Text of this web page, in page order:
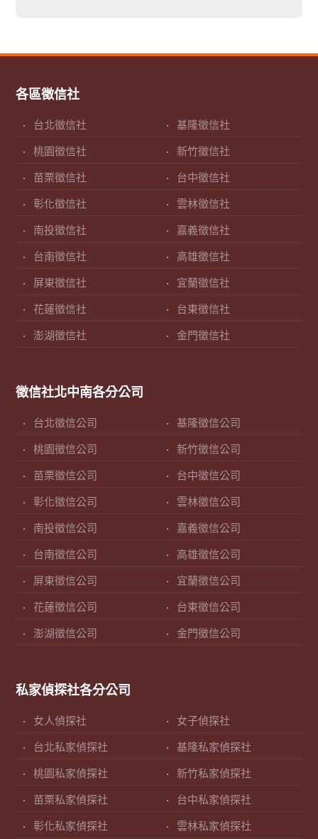
各區徵信社
台北徵信社 基隆徵信社
桃園徵信社 新竹徵信社
苗栗徵信社 台中徵信社
彰化徵信社 雲林徵信社
南投徵信社 嘉義徵信社
台南徵信社 高雄徵信社
屏東徵信社 宜蘭徵信社
花蓮徵信社 台東徵信社
澎湖徵信社 金門徵信社
徵信社北中南各分公司
台北徵信公司 基隆徵信公司
桃園徵信公司 新竹徵信公司
苗栗徵信公司 台中徵信公司
彰化徵信公司 雲林徵信公司
南投徵信公司 嘉義徵信公司
台南徵信公司 高雄徵信公司
屏東徵信公司 宜蘭徵信公司
花蓮徵信公司 台東徵信公司
澎湖徵信公司 金門徵信公司
私家偵探社各分公司
女人偵探社 女子偵探社
台北私家偵探社 基隆私家偵探社
桃園私家偵探社 新竹私家偵探社
苗栗私家偵探社 台中私家偵探社
彰化私家偵探社 雲林私家偵探社